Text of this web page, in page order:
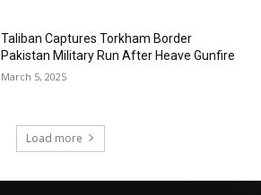
Taliban Captures Torkham Border
Pakistan Military Run After Heave Gunfire
March 5, 2025
Load more